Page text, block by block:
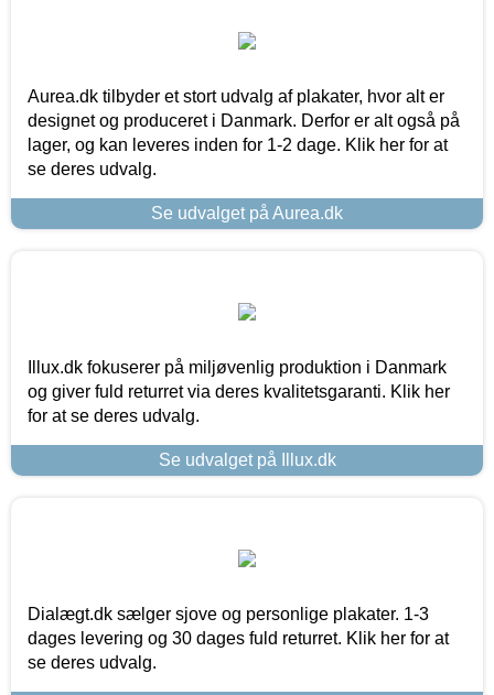
Aurea.dk tilbyder et stort udvalg af plakater, hvor alt er
designet og produceret i Danmark. Derfor er alt også på
lager, og kan leveres inden for 1-2 dage. Klik her for at
se deres udvalg.
Se udvalget på Aurea.dk
Illux.dk fokuserer på miljøvenlig produktion i Danmark
og giver fuld returret via deres kvalitetsgaranti. Klik her
for at se deres udvalg.
Se udvalget på Illux.dk
Dialægt.dk sælger sjove og personlige plakater. 1-3
dages levering og 30 dages fuld returret. Klik her for at
se deres udvalg.